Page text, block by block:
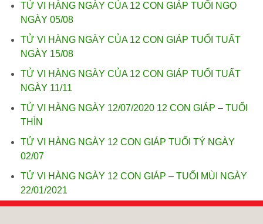
TỬ VI HÀNG NGÀY CỦA 12 CON GIÁP TUỔI NGỌ
NGÀY 05/08
TỬ VI HÀNG NGÀY CỦA 12 CON GIÁP TUỔI TUẤT
NGÀY 15/08
TỬ VI HÀNG NGÀY CỦA 12 CON GIÁP TUỔI TUẤT
NGÀY 11/11
TỬ VI HÀNG NGÀY 12/07/2020 12 CON GIÁP – TUỔI
THÌN
TỬ VI HÀNG NGÀY 12 CON GIÁP TUỔI TÝ NGÀY
02/07
TỬ VI HÀNG NGÀY 12 CON GIÁP – TUỔI MÙI NGÀY
22/01/2021